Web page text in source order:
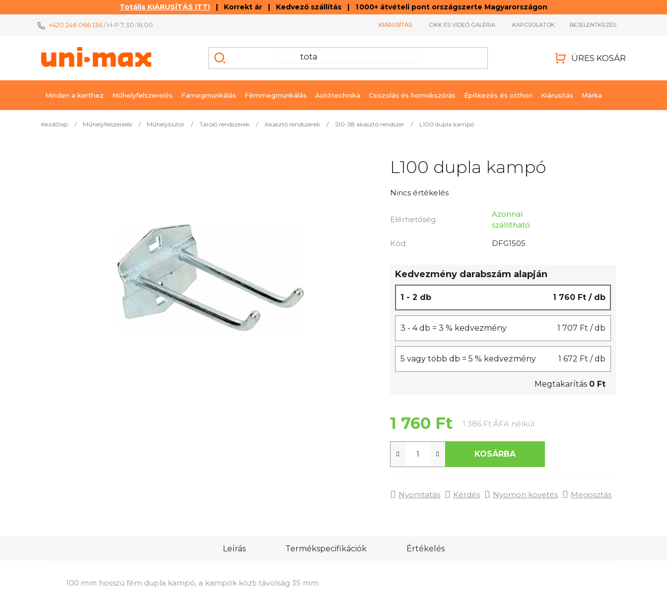
Totális KIÁRUSÍTÁS ITT! | Korrekt ár | Kedvező szállítás | 1 000+ átvételi pont országszerte Magyarországon
+420 246 066 136/ H-P 7:30-16:00 KIÁRUSÍTÁS CIKK ÉS VIDEÓ GALÉRIA KAPCSOLATOK BEJELENTKEZÉS
ÜRES KOSÁR
Minden a kerthez Műhelyfelszerelés Famegmunkálás Fémmegmunkálás Autótechnika Csiszolás és homokszórás Építkezés és otthon Kiárusítás Márka
Kezdőlap / Műhelyfelszerelés / Műhelybútor / Tároló rendszerek / Akasztó rendszerek / S10-38 akasztó rendszer / L100 dupla kampó
L100 dupla kampó
A
átlagos
5-
csillag.
Nincs értékelés
Elérhetőség
Azonnal
szállítható
Kód:
DFG1505
Kedvezmény darabszám alapján
1 - 2 db 1 760 Ft / db
3 - 4 db = 3 % kedvezmény 1 707 Ft / db
5 vagy több db = 5 % kedvezmény 1 672 Ft / db
Megtakarítás 0 Ft
1 760 Ft 1 386 Ft ÁFA nélkülEgységár:
KOSÁRBA
Nyomtatás Kérdés Nyomon követés Megosztás
Leírás Termékspecifikációk Értékelés
100 mm hosszú fém dupla kampó, a kampók közti távolság 35 mm